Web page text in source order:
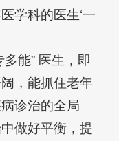
学科的医生‘一
能” 医生，即
，能抓住老年
诊治的全局
做好平衡，提